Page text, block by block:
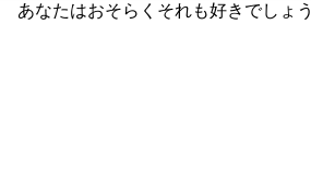
あなたはおそらくそれも好きでしょ